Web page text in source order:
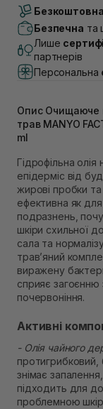
Немає в
Немає в
Самовивіз
(Duck’s Lake)
Немає в
Самовивіз
Немає в
Немає в
Самовивіз
Екватор)
Немає в
Безкоштовна
Безпечна та
Лише
партнерів
Персональна
Опис Очищаюче
трав MANYO
ml
Гідрофільна
епідерміс від
жирові пробки та
ефективна як
подразнень,
шкіри схильної
сала та
трав’яний
виражену
сприяє загоєнню
почервоніння.
Активні
- Олія чайного
протигрибковий,
знімає
підходить для
проблемною